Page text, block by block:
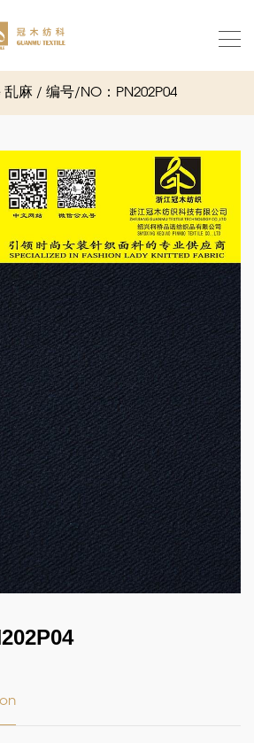
麻 / 编号/NO：PN202P04